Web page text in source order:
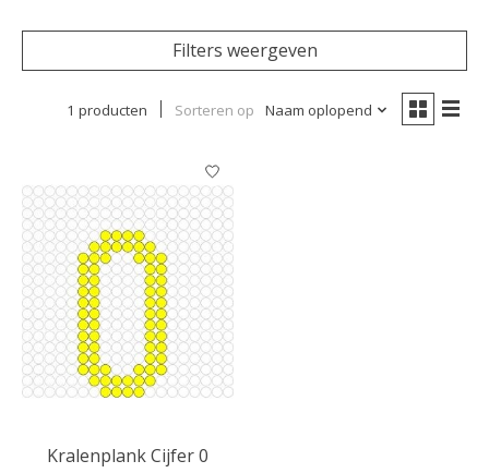
Filters weergeven
1 producten Sorteren op Naam oplopend
Kralenplank Cijfer 0